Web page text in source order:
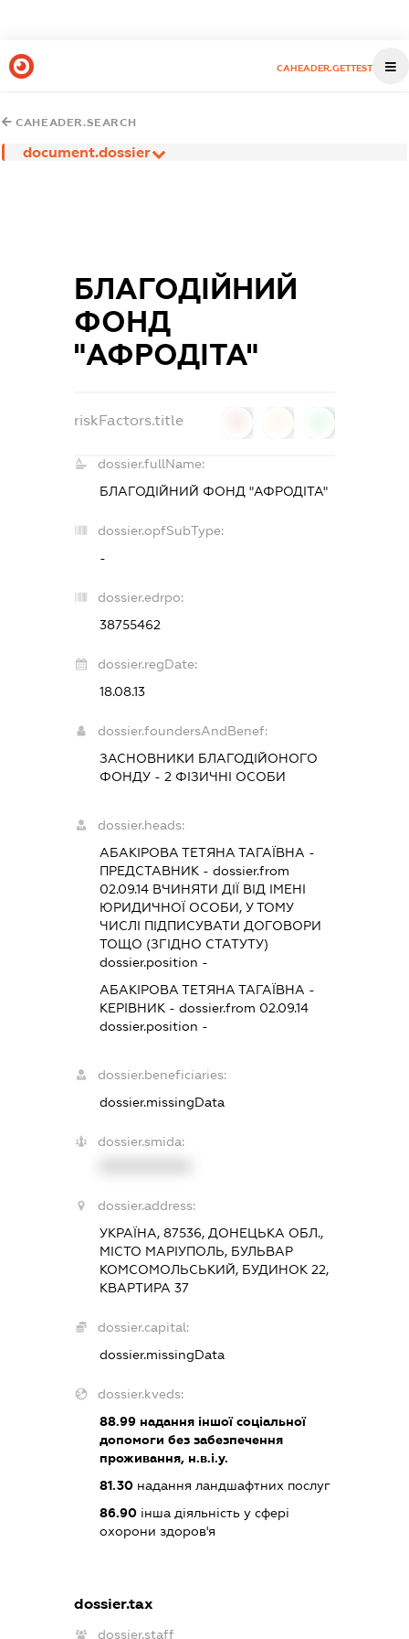
CAHEADER.GETTEST
CAHEADER.SEARCH
document.dossier
БЛАГОДІЙНИЙ
ФОНД
"АФРОДІТА"
riskFactors.title
dossier.fullName:
БЛАГОДІЙНИЙ ФОНД "АФРОДІТА"
dossier.opfSubType:
-
dossier.edrpo:
38755462
dossier.regDate:
18.08.13
dossier.foundersAndBenef:
ЗАСНОВНИКИ БЛАГОДІЙОНОГО
ФОНДУ - 2 ФІЗИЧНІ ОСОБИ
dossier.heads:
АБАКІРОВА ТЕТЯНА ТАГАЇВНА -
ПРЕДСТАВНИК - dossier.from
02.09.14 ВЧИНЯТИ ДІЇ ВІД ІМЕНІ
ЮРИДИЧНОЇ ОСОБИ, У ТОМУ
ЧИСЛІ ПІДПИСУВАТИ ДОГОВОРИ
ТОЩО (ЗГІДНО СТАТУТУ)
dossier.position -
АБАКІРОВА ТЕТЯНА ТАГАЇВНА -
КЕРІВНИК - dossier.from 02.09.14
dossier.position -
dossier.beneficiaries:
dossier.missingData
dossier.smida:
dossier.address:
УКРАЇНА, 87536, ДОНЕЦЬКА ОБЛ.,
МІСТО МАРІУПОЛЬ, БУЛЬВАР
КОМСОМОЛЬСЬКИЙ, БУДИНОК 22,
КВАРТИРА 37
dossier.capital:
dossier.missingData
dossier.kveds:
88.99 надання іншої соціальної
допомоги без забезпечення
проживання, н.в.і.у.
81.30 надання ландшафтних послуг
86.90 інша діяльність у сфері
охорони здоров'я
dossier.tax
dossier.staff